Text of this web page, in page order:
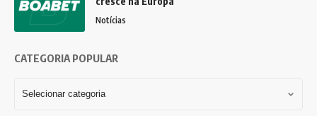
Notícias
CATEGORIA POPULAR